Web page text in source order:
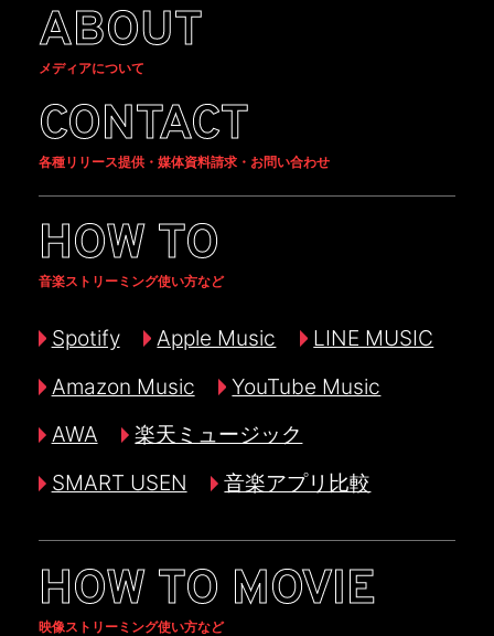
ABOUT
メディアについて
CONTACT
各種リリース提供・媒体資料請求・お問い合わせ
HOW TO
音楽ストリーミング使い方など
Spotify Apple Music
LINE MUSIC
Amazon Music
YouTube Music
AWA
楽天ミュージック
SMART USEN
音楽アプリ比較
HOW TO MOVIE
映像ストリーミング使い方など